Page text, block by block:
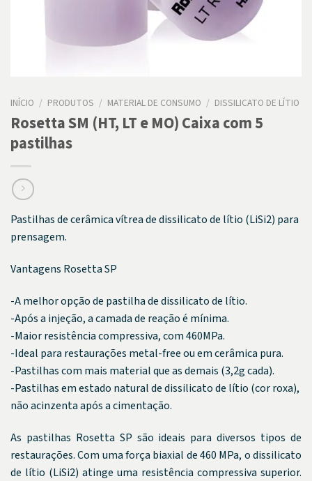
INÍCIO / PRODUTOS / MATERIAL DE CONSUMO / DISSILICATO DE LÍTIO
Rosetta SM (HT, LT e MO) Caixa com 5
pastilhas
Pastilhas de cerâmica vítrea de dissilicato de lítio (LiSi2) para
prensagem.
Vantagens Rosetta SP
-A melhor opção de pastilha de dissilicato de lítio.
-Após a injeção, a camada de reação é mínima.
-Maior resistência compressiva, com 460MPa.
-Ideal para restaurações metal-free ou em cerâmica pura.
-Pastilhas com mais material que as demais (3,2g cada).
-Pastilhas em estado natural de dissilicato de lítio (cor roxa),
não acinzenta após a cimentação.
As pastilhas Rosetta SP são ideais para diversos tipos de
restaurações. Com uma força biaxial de 460 MPa, o dissilicato
de lítio (LiSi2) atinge uma resistência compressiva superior.